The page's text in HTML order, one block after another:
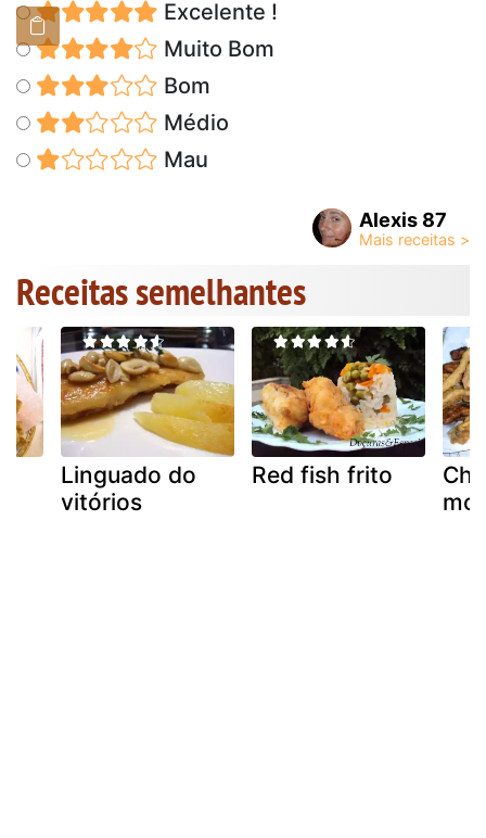
Excelente !
Muito Bom
Bom
Médio
Mau
Alexis 87
Receitas semelhantes
Linguado do
vitórios
Red fish frito